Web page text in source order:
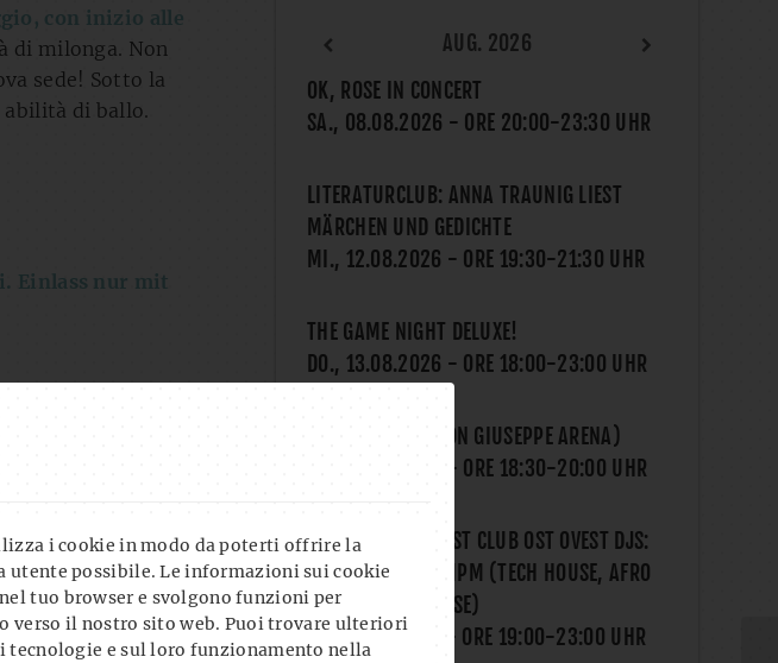
i cookie in modo da poterti offrire la
utente possibile. Le informazioni sui cookie
tuo browser e svolgono funzioni per
verso il nostro sito web. Puoi trovare ulteriori
e sul loro funzionamento nella
con inizio alle
di milonga. Non
sede! Sotto la
di ballo.
Einlass nur mit
AUG. 2026
OK, ROSE IN CONCERT
SA., 08.08.2026 - ORE 20:00-23:30 UHR
LITERATURCLUB: ANNA TRAUNIG LIEST
MÄRCHEN UND GEDICHTE
MI., 12.08.2026 - ORE 19:30-21:30 UHR
THE GAME NIGHT DELUXE!
DO., 13.08.2026 - ORE 18:00-23:00 UHR
YOGA AL CLUB (CON GIUSEPPE ARENA)
- ORE 18:30-20:00 UHR
ONELIFE X OST WEST CLUB OST OVEST DJS:
MATALUYA & SAMPM (TECH HOUSE, AFRO
HOUSE, DEEP HOUSE)
SA., 15.08.2026
- ORE 19:00-23:00 UHR